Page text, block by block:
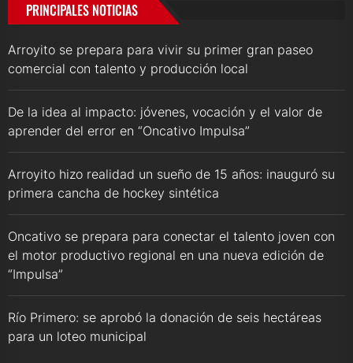
PRINCIPALES NOTICIAS
Arroyito se prepara para vivir su primer gran paseo
comercial con talento y producción local
De la idea al impacto: jóvenes, vocación y el valor de
aprender del error en “Oncativo Impulsa”
Arroyito hizo realidad un sueño de 15 años: inauguró su
primera cancha de hockey sintética
Oncativo se prepara para conectar el talento joven con
el motor productivo regional en una nueva edición de
“Impulsa”
Río Primero: se aprobó la donación de seis hectáreas
para un loteo municipal